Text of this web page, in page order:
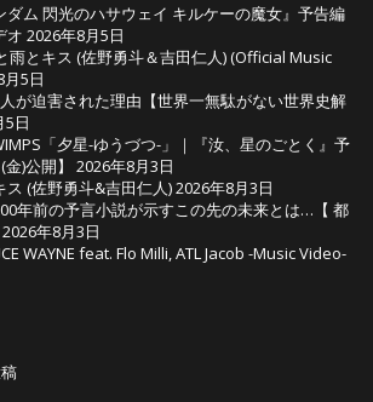
ダム 閃光のハサウェイ キルケーの魔女』予告編
オ 2026年8月5日
雨とキス (佐野勇斗＆吉田仁人) (Official Music
5日
が迫害された理由【世界一無駄がない世界史解
5日
「夕星-ゆうづつ-」｜『汝、星のごとく』予
)公開】
2026年8月3日
ス (佐野勇斗&吉田仁人)2026年8月3日
年前の予言小説が示すこの先の未来とは…【 都
2026年8月3日
WAYNE feat. Flo Milli, ATL Jacob -Music Video-